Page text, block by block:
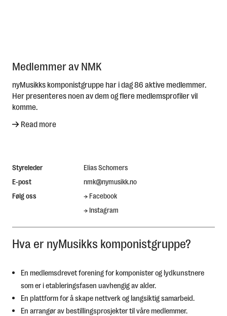
Medlemmer av NMK
nyMusikks komponistgruppe har i dag 86 aktive medlemmer.
Her presenteres noen av dem og flere medlemsprofiler vil
komme.
Read more
Styreleder
Elias Schomers
E-post
nmk@nymusikk.no
Følg oss
→ Facebook
→ Instagram
Hva er nyMusikks komponistgruppe?
En medlemsdrevet forening for komponister og lydkunstnere
som er i etableringsfasen uavhengig av alder.
En plattform for å skape nettverk og langsiktig samarbeid.
En arrangør av bestillingsprosjekter til våre medlemmer.